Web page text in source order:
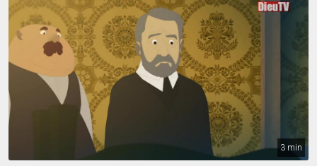
3 min